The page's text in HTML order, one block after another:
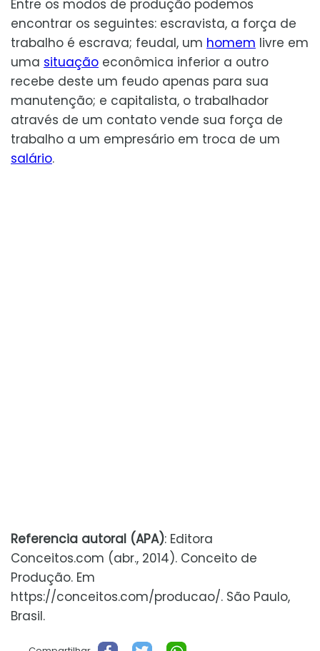
Entre os modos de produção podemos
encontrar os seguintes: escravista, a força de
trabalho é escrava; feudal, um homem livre em
uma situação econômica inferior a outro
recebe deste um feudo apenas para sua
manutenção; e capitalista, o trabalhador
através de um contato vende sua força de
trabalho a um empresário em troca de um
salário.
Referencia autoral (APA): Editora
Conceitos.com (abr., 2014). Conceito de
Produção. Em
https://conceitos.com/producao/. São Paulo,
Brasil.